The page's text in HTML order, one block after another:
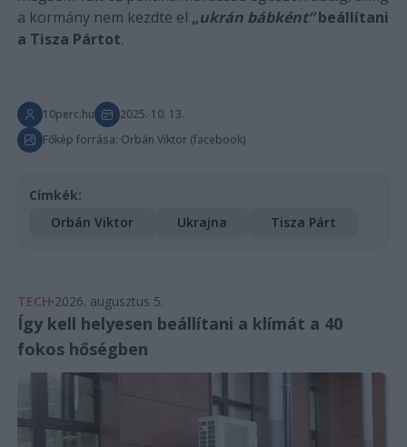
a kormány nem kezdte el „ukrán bábként”beállítani
a Tisza Pártot.
10perc.hu
2025. 10. 13.
Főkép forrása: Orbán Viktor (facebook)
Címkék:
Orbán Viktor
Ukrajna Tisza Párt
TECH 2026. augusztus 5.
Így kell helyesen beállítani a klímát a 40
fokos hőségben